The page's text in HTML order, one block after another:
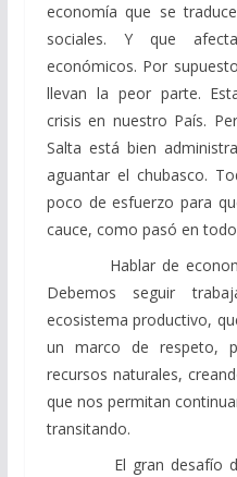
economía que se
sociales. Y que
económicos. Por
llevan la peor parte.
crisis en nuestro País.
Salta está bien
aguantar el chubasco.
poco de esfuerzo para
cauce, como pasó en
Hablar de economía
Debemos seguir
ecosistema productivo,
un marco de respeto,
recursos naturales,
que nos permitan
transitando.
El gran desafío de